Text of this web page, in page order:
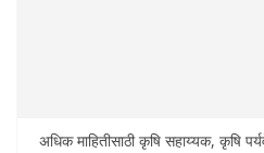
अधिक माहितीसाठी कृषि सहाय्यक, कृषि